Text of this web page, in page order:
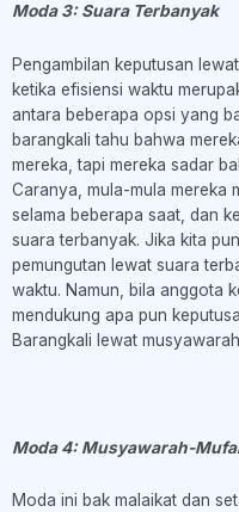
Moda 3: Suara Terbanyak
Pengambilan keputusan
ketika efisiensi waktu
antara beberapa opsi yang
barangkali tahu bahwa
mereka, tapi mereka sadar
Caranya, mula-mula mereka
selama beberapa saat, dan
suara terbanyak. Jika kita
pemungutan lewat suara
waktu. Namun, bila anggota
mendukung apa pun
Barangkali lewat
Moda 4: Musyawarah-
Moda ini bak malaikat dan